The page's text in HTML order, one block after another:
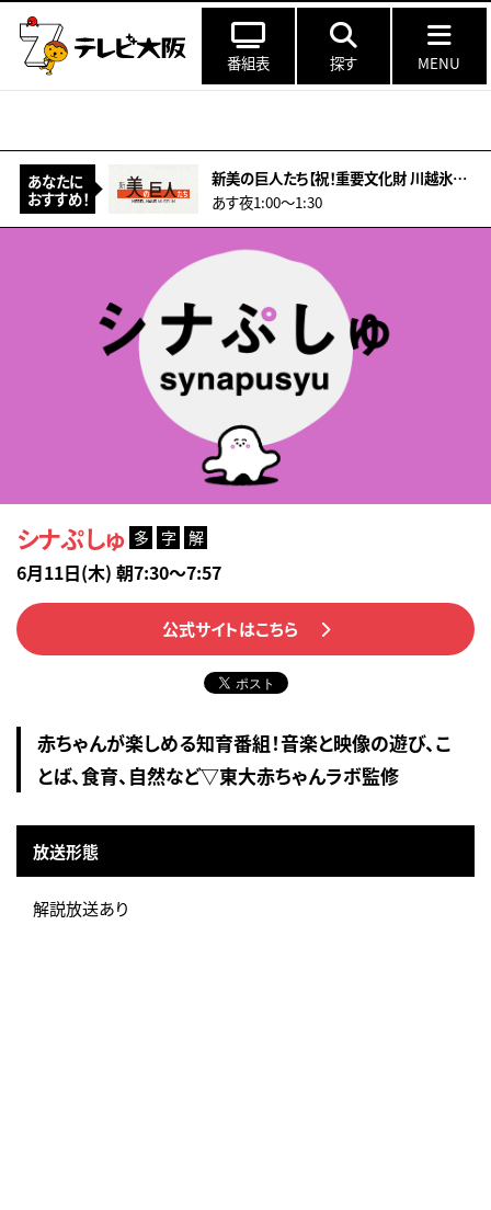
番組表 探す MENU
あなたに
おすすめ！
新美の巨人たち【祝！重要文化財 川越氷川神社本殿 超絶技巧の彫刻の謎】
あす夜1:00〜1:30
シナぷしゅ 多 字 解
6月11日(木) 朝7:30～7:57
公式サイトはこちら
赤ちゃんが楽しめる知育番組！音楽と映像の遊び、こ
とば、食育、自然など▽東大赤ちゃんラボ監修
放送形態
解説放送あり